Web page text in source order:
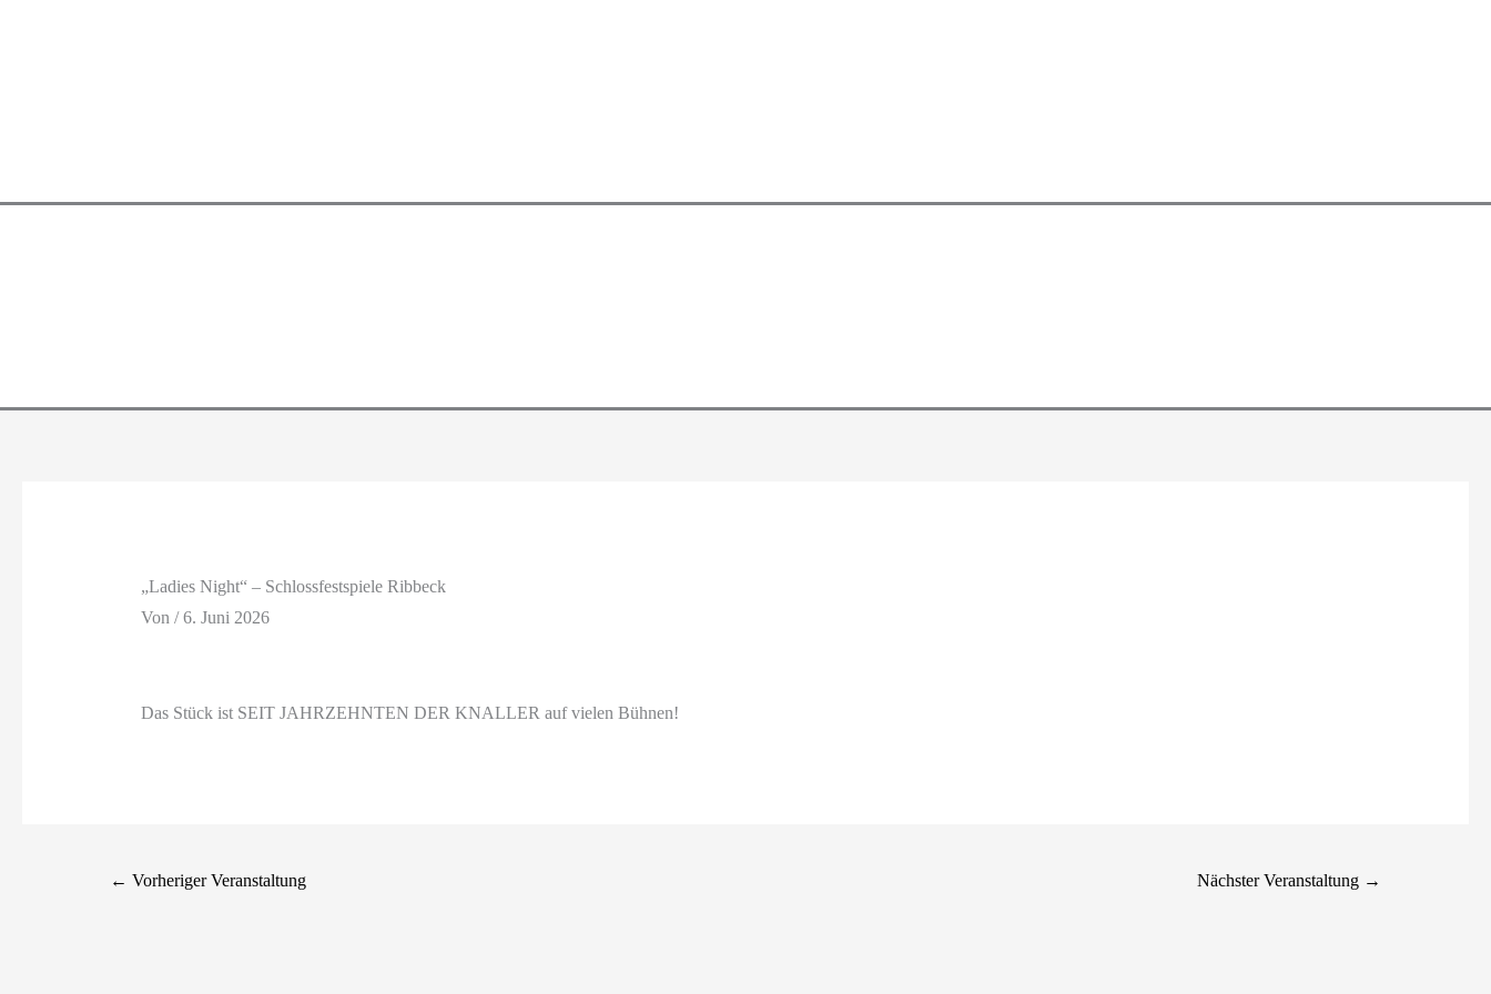
„Ladies Night“ – Schlossfestspiele Ribbeck
Von /6. Juni 2026
Das Stück ist SEIT JAHRZEHNTEN DER KNALLER auf vielen Bühnen!
← Vorheriger Veranstaltung Nächster Veranstaltung →